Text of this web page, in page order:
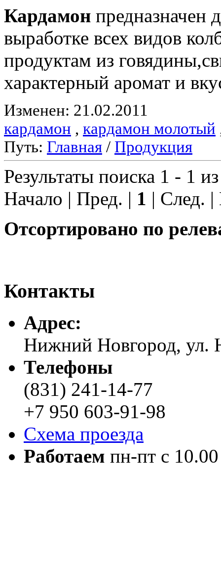
Кардамон предназначен
выработке всех видов
продуктам из
характерный аромат и
Изменен: 21.02.2011
кардамон , кардамон молотый
Путь: Главная / Продукция
Результаты поиска 1 - 1
Начало | Пред. | 1 | След.
Отсортировано по
Контакты
Адреc:
Нижний Новгород, ул.
Телефоны
(831) 241-14-77
+7 950 603-91-98
Схема проезда
Работаем пн-пт с